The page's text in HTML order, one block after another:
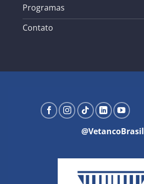
Programas
Contato
@VetancoBrasil